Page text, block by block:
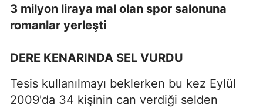
3 milyon liraya mal olan spor salonuna
romanlar yerleşti
DERE KENARINDA SEL VURDU
Tesis kullanılmayı beklerken bu kez Eylül
2009'da 34 kişinin can verdiği selden